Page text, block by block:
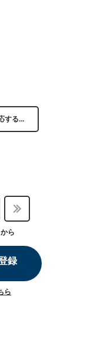
する…
ら
録
ら